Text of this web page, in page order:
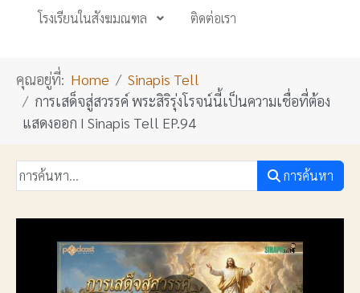
โรงเรียนในสังฆมณฑล ติดต่อเรา
คุณอยู่ที่: Home
Sinapis Tell
การเสด็จสู่สวรรค์ พระสิริรุ่งโรจน์นี้เป็นความเชื่อที่ต้อง
แสดงออก I Sinapis Tell EP.94
การค้นหา